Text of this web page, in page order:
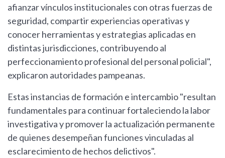
afianzar vínculos institucionales con otras fuerzas de
seguridad, compartir experiencias operativas y
conocer herramientas y estrategias aplicadas en
distintas jurisdicciones, contribuyendo al
perfeccionamiento profesional del personal policial",
explicaron autoridades pampeanas.
Estas instancias de formación e intercambio "resultan
fundamentales para continuar fortaleciendo la labor
investigativa y promover la actualización permanente
de quienes desempeñan funciones vinculadas al
esclarecimiento de hechos delictivos".